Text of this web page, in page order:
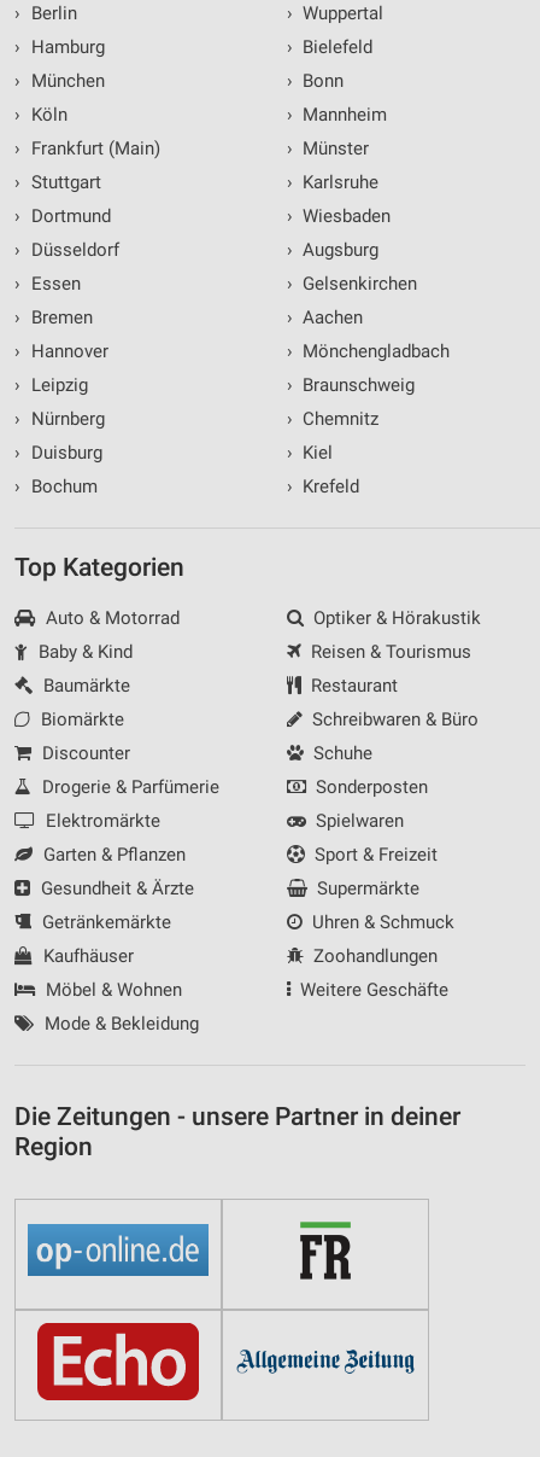
›
Berlin
›
Hamburg
›
München
›
Köln
›
Frankfurt (Main)
› Stuttgart
›
Dortmund
›
Düsseldorf
›
Essen
›
Bremen
›
Hannover
›
Leipzig
›
Nürnberg
›
Duisburg
›
Bochum
› Wuppertal
› Bielefeld
› Bonn
› Mannheim
› Münster
› Karlsruhe
› Wiesbaden
› Augsburg
› Gelsenkirchen
› Aachen
› Mönchengladbach
› Braunschweig
› Chemnitz
› Kiel
› Krefeld
Top Kategorien
Auto & Motorrad
Baby & Kind
Baumärkte
Biomärkte
Discounter
Drogerie & Parfümerie
Elektromärkte
Garten & Pflanzen
Gesundheit & Ärzte
Getränkemärkte
Kaufhäuser
Möbel & Wohnen
Mode & Bekleidung
Optiker & Hörakustik
Reisen & Tourismus
Restaurant
Schreibwaren & Büro
Schuhe
Sonderposten
Spielwaren
Sport & Freizeit
Supermärkte
Uhren & Schmuck
Zoohandlungen
Weitere Geschäfte
Die Zeitungen - unsere Partner in deiner
Region